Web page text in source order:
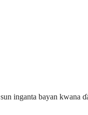
inganta bayan